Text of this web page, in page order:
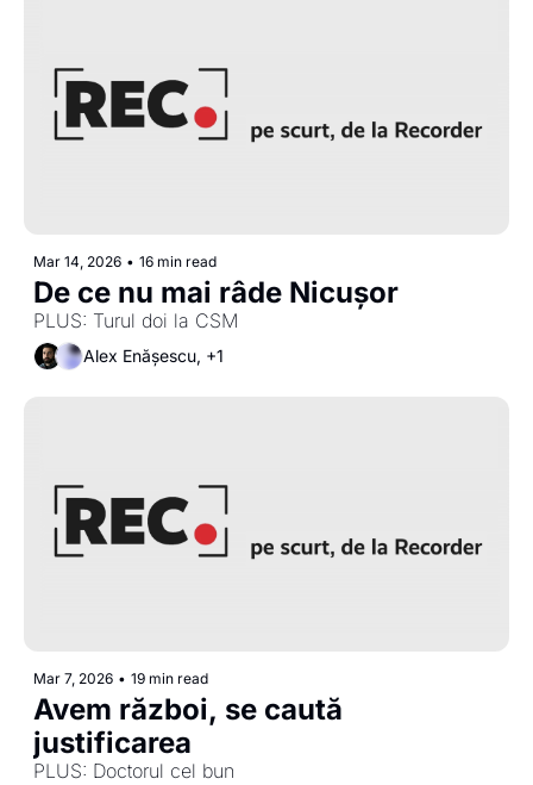
Mar 14, 2026 • 16 min read
De ce nu mai râde Nicușor
PLUS: Turul doi la CSM
Alex Enășescu, +1
Mar 7, 2026 • 19 min read
Avem război, se caută
justificarea
PLUS: Doctorul cel bun